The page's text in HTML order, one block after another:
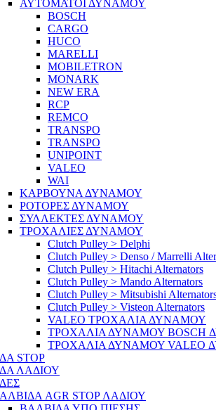
ΑΥΤΟΜΑΤΟΙ ΔΥΝΑΜΟΥ
BOSCH
CARGO
HUCO
MARELLI
MOBILETRON
MONARK
NEW ERA
RCP
REMCO
TRANSPO
TRANSPO
UNIPOINT
VALEO
WAI
ΚΑΡΒΟΥΝΑ ΔΥΝΑΜΟΥ
ΡΟΤΟΡΕΣ ΔΥΝΑΜΟΥ
ΣΥΛΛΕΚΤΕΣ ΔΥΝΑΜΟΥ
ΤΡΟΧΑΛΙΕΣ ΔΥΝΑΜΟΥ
Clutch Pulley > Delphi
Clutch Pulley > Denso / Marrelli
Clutch Pulley > Hitachi Alternators
Clutch Pulley > Mando Alternators
Clutch Pulley > Mitsubishi
Clutch Pulley > Visteon Alternators
VALEO ΤΡΟΧΑΛΙΑ ΔΥΝΑΜΟΥ
ΤΡΟΧΑΛΙΑ ΔΥΝΑΜΟΥ BOSCH
ΤΡΟΧΑΛΙΑ ΔΥΝΑΜΟΥ VALEO
STOP
ΛΑΔΙΟΥ
AGR STOP ΛΑΔΙΟΥ